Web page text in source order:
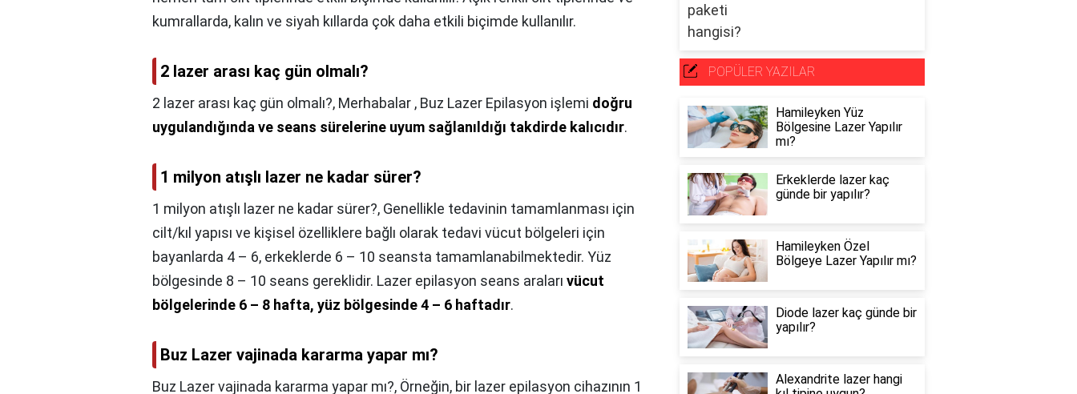
kumrallarda, kalın ve siyah kıllarda çok daha etkili biçimde kullanılır.
2 lazer arası kaç gün olmalı?
2 lazer arası kaç gün olmalı?, Merhabalar , Buz Lazer Epilasyon işlemi doğru
uygulandığında ve seans sürelerine uyum sağlanıldığı takdirde kalıcıdır.
1 milyon atışlı lazer ne kadar sürer?
1 milyon atışlı lazer ne kadar sürer?, Genellikle tedavinin tamamlanması için
cilt/kıl yapısı ve kişisel özelliklere bağlı olarak tedavi vücut bölgeleri için
bayanlarda 4 – 6, erkeklerde 6 – 10 seansta tamamlanabilmektedir. Yüz
bölgesinde 8 – 10 seans gereklidir. Lazer epilasyon seans araları vücut
bölgelerinde 6 – 8 hafta, yüz bölgesinde 4 – 6 haftadır.
Buz Lazer vajinada kararma yapar mı?
Buz Lazer vajinada kararma yapar mı?, Örneğin, bir lazer epilasyon cihazının 1
POPÜLER YAZILAR
Hamileyken Yüz
Bölgesine Lazer Yapılır
mı?
Erkeklerde lazer kaç
günde bir yapılır?
Hamileyken Özel
Bölgeye Lazer Yapılır mı?
Diode lazer kaç günde bir
yapılır?
Alexandrite lazer hangi